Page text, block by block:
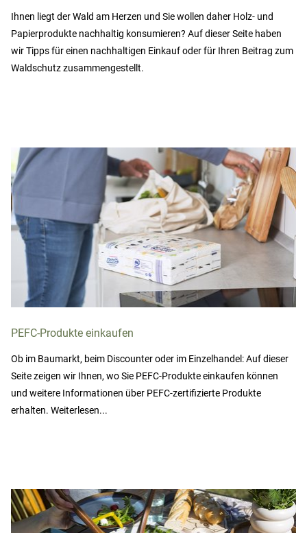
Ihnen liegt der Wald am Herzen und Sie wollen daher Holz- und
Papierprodukte nachhaltig konsumieren? Auf dieser Seite haben
wir Tipps für einen nachhaltigen Einkauf oder für Ihren Beitrag zum
Waldschutz zusammengestellt.
PEFC-Produkte einkaufen
Ob im Baumarkt, beim Discounter oder im Einzelhandel: Auf dieser
Seite zeigen wir Ihnen, wo Sie PEFC-Produkte einkaufen können
und weitere Informationen über PEFC-zertifizierte Produkte
erhalten. Weiterlesen...